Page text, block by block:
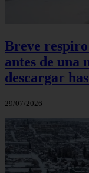
Breve
antes de una
descargar
29/07/2026